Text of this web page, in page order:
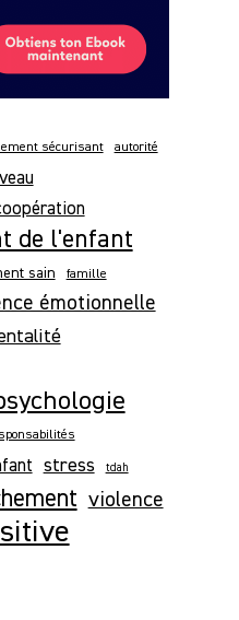
sécurisant autorité
de l'enfant
sain famille
émotionnelle
stress tdah
violence